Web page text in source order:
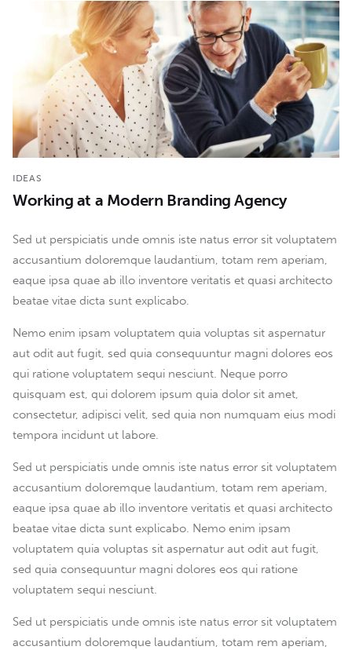
IDEAS
Working at a Modern Branding Agency
Sed ut perspiciatis unde omnis iste natus error sit voluptatem
accusantium doloremque laudantium, totam rem aperiam,
eaque ipsa quae ab illo inventore veritatis et quasi architecto
beatae vitae dicta sunt explicabo.
Nemo enim ipsam voluptatem quia voluptas sit aspernatur
aut odit aut fugit, sed quia consequuntur magni dolores eos
qui ratione voluptatem sequi nesciunt. Neque porro
quisquam est, qui dolorem ipsum quia dolor sit amet,
consectetur, adipisci velit, sed quia non numquam eius modi
tempora incidunt ut labore.
Sed ut perspiciatis unde omnis iste natus error sit voluptatem
accusantium doloremque laudantium, totam rem aperiam,
eaque ipsa quae ab illo inventore veritatis et quasi architecto
beatae vitae dicta sunt explicabo. Nemo enim ipsam
voluptatem quia voluptas sit aspernatur aut odit aut fugit,
sed quia consequuntur magni dolores eos qui ratione
voluptatem sequi nesciunt.
Sed ut perspiciatis unde omnis iste natus error sit voluptatem
accusantium doloremque laudantium, totam rem aperiam,